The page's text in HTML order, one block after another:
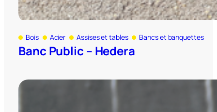
Bois Acier Assises et tables Bancs et banquettes
Banc Public – Hedera